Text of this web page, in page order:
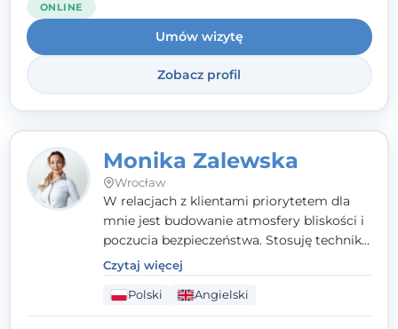
pierwszym miejscu stawiam budowanie
atmosfery bezpieczeństwa i zrozumienia w
relacjach z Klientami. Istotna dla nie jest
również koncentracja na dostępnych
zasobach.
ONLINE
Umów wizytę
Zobacz profil
Monika Zalewska
Wrocław
W relacjach z klientami priorytetem dla
mnie jest budowanie atmosfery bliskości i
poczucia bezpieczeństwa. Stosuję techniki
poznawczo-behawioralne oraz metody,
które koncentrują się na rozwiązaniach
(TSR). Te polegają na osiąganiu
zamierzonych celów (doprowadzeniu do
Czytaj więcej
Polski Angielski